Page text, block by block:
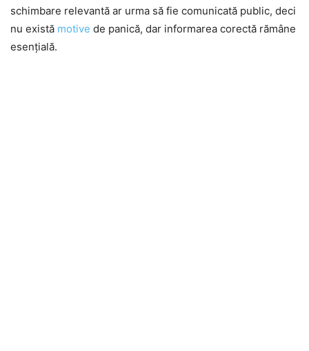
schimbare relevantă ar urma să fie comunicată public, deci
nu există motive de panică, dar informarea corectă rămâne
esențială.